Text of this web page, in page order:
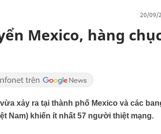
20/09/
Mexico, hàng
xảy ra tại thành phố Mexico và các
Nam) khiến ít nhất 57 người thiệt mạng.